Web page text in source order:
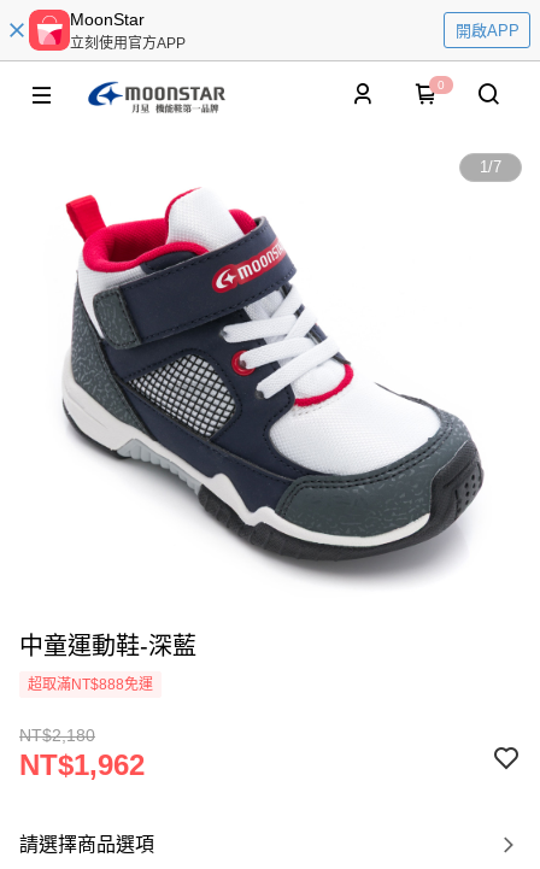
MoonStar
立刻使用官方APP
開啟APP
0
1/7
中童運動鞋-深藍
超取滿NT$888免運
NT$2,180
NT$1,962
請選擇商品選項